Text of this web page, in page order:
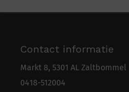
Contact informatie
Markt 8, 5301 AL Zaltbommel
0418-512004